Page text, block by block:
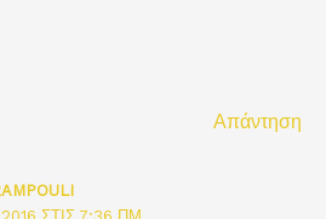
Απάντηση